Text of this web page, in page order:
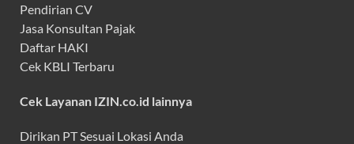
Pendirian CV
Jasa Konsultan Pajak
Daftar HAKI
Cek KBLI Terbaru
Cek Layanan IZIN.co.id lainnya
Dirikan PT Sesuai Lokasi Anda